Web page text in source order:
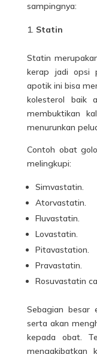
sampingnya:
Statin
Statin
kerap jadi opsi
apotikini bisa
kolesterol baik
membuktikan
menurunkan
Contoh obat
melingkupi:
Simvastatin.
Atorvastatin.
Fluvastatin.
Lovastatin.
Pitavastation.
Pravastatin.
Rosuvastatin
Sebagian besar
serta akan
kepada obat.
mengakibatkan